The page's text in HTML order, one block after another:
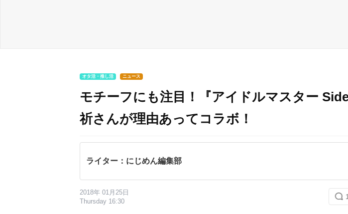
オタ活・推し活 ニュース
モチーフにも注目！『アイドルマスター
祈さんが理由あってコラボ！
ライター：にじめん編集部
2018年 01月25日
Thursday 16:30